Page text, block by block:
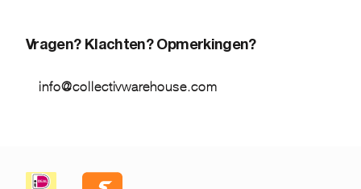
Vragen? Klachten? Opmerkingen?
info@collectivwarehouse.com